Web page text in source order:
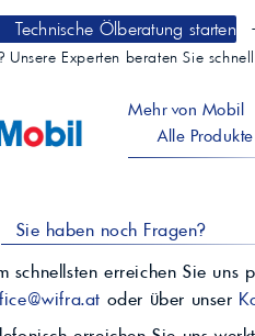
Technische Ölberatung starten
Unsere Experten beraten Sie
Mehr von Mobil
Alle
Sie haben noch Fragen?
schnellsten erreichen Sie uns
oder über unser